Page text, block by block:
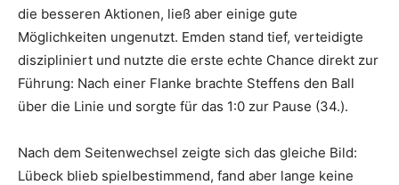
die besseren Aktionen, ließ aber einige gute
Möglichkeiten ungenutzt. Emden stand tief, verteidigte
diszipliniert und nutzte die erste echte Chance direkt zur
Führung: Nach einer Flanke brachte Steffens den Ball
über die Linie und sorgte für das 1:0 zur Pause (34.).
Nach dem Seitenwechsel zeigte sich das gleiche Bild:
Lübeck blieb spielbestimmend, fand aber lange keine